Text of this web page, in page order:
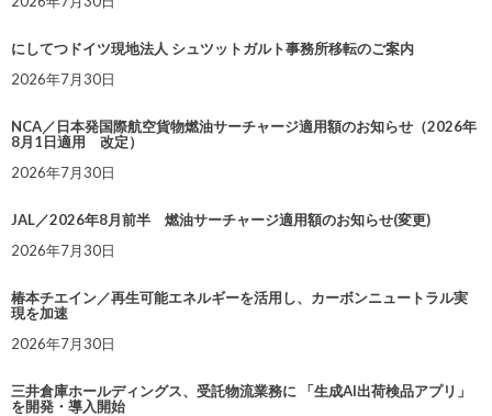
にしてつドイツ現地法人 シュツットガルト事務所移転のご案内
2026年7月30日
NCA／日本発国際航空貨物燃油サーチャージ適用額のお知らせ（2026年
8月1日適用 改定）
2026年7月30日
JAL／2026年8月前半 燃油サーチャージ適用額のお知らせ(変更)
2026年7月30日
椿本チエイン／再生可能エネルギーを活用し、カーボンニュートラル実
現を加速
2026年7月30日
三井倉庫ホールディングス、受託物流業務に 「生成AI出荷検品アプリ」
を開発・導入開始